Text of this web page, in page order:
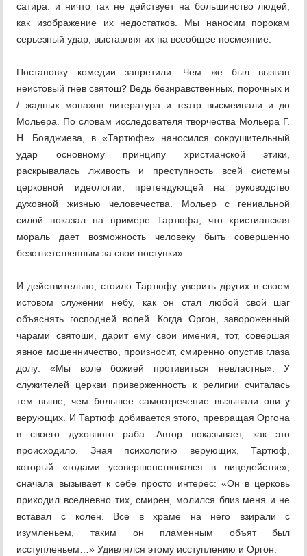
сатира: и ничто так не действует на большинство людей,
как изображение их недостатков. Мы наносим порокам
серьезный удар, выставляя их на всеобщее посмеяние.
Постановку комедии запретили. Чем же был вызван
неистовый гнев святош? Ведь безнравственных, порочных и
/ жадных монахов литература и театр высмеивали и до
Мольера. По словам исследователя творчества Мольера Г.
Н. Бояджиева, в «Тартюфе» наносился сокрушительный
удар основному принципу христианской этики,
раскрывалась лживость и преступность всей системы
церковной идеологии, претендующей на руководство
духовной жизнью человечества. Мольер с гениальной
силой показал на примере Тартюфа, что христианская
мораль дает возможность человеку быть совершенно
безответственным за свои поступки».
И действительно, стоило Тартюфу уверить других в своем
истовом служении небу, как он стал любой свой шаг
объяснять господней волей. Когда Оргон, завороженный
чарами святоши, дарит ему свои имения, тот, совершая
явное мошенничество, произносит, смиренно опустив глаза
долу: «Мы воле божией противиться невластны». У
служителей церкви приверженность к религии считалась
тем выше, чем большее самоотречение вызывали они у
верующих. И Тартюф добивается этого, превращая Оргона
в своего духовного раба. Автор показывает, как это
происходило. Зная психологию верующих, Тартюф,
который «годами усовершенствовался в лицедействе»,
сначала вызывает к себе просто интерес: «Он в церковь
приходил вседневно тих, смирен, молился близ меня и не
вставал с колен. Все в храме на него взирали с
изумленьем, таким он пламенным объят был
исступленьем…» Удивлялся этому исступлению и Оргон.